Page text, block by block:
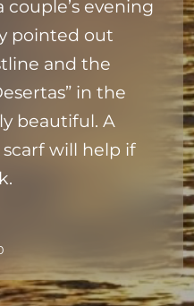
couple’s evening
pointed out
and the
in the
beautiful. A
will help if